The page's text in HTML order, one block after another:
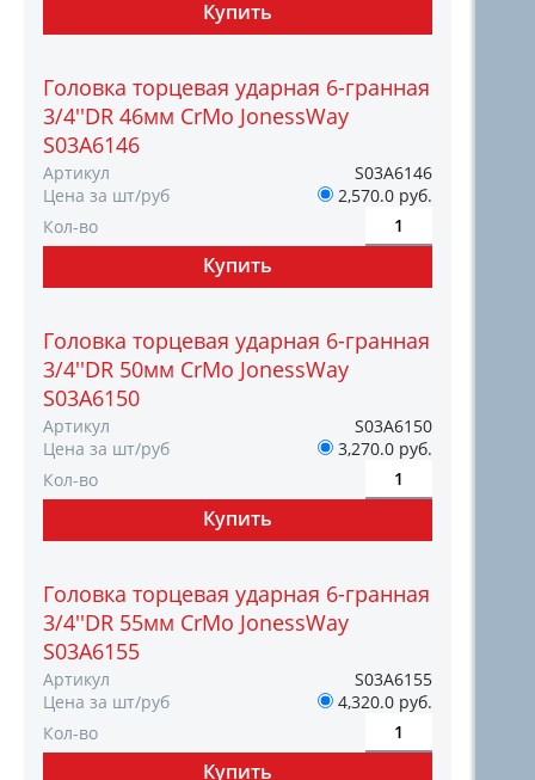
Головка торцевая ударная 6-гранная
3/4''DR 46мм CrMo JonessWay
S03A6146
Артикул
S03A6146
Цена за шт/руб
2,570.0 руб.
Кол-во
Головка торцевая ударная 6-гранная
3/4''DR 50мм CrMo JonessWay
S03A6150
Артикул
S03A6150
Цена за шт/руб
3,270.0 руб.
Кол-во
Головка торцевая ударная 6-гранная
3/4''DR 55мм CrMo JonessWay
S03A6155
Артикул
S03A6155
Цена за шт/руб
4,320.0 руб.
Кол-во